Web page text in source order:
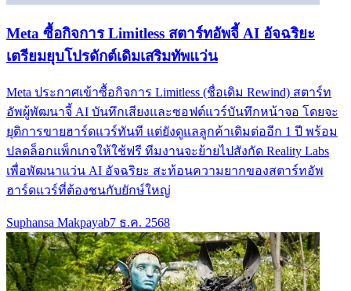
Meta ซื้อกิจการ Limitless สตาร์ทอัพจี้ AI อัจฉริยะ
เตรียมยุบโปรดักต์เดิมเสริมทัพแว่น
Meta ประกาศเข้าซื้อกิจการ Limitless (ชื่อเดิม Rewind) สตาร์ท
อัพผู้พัฒนาจี้ AI บันทึกเสียงและซอฟต์แวร์บันทึกหน้าจอ โดยจะ
ยุติการขายฮาร์ดแวร์ทันที แต่ยังดูแลลูกค้าเดิมต่ออีก 1 ปี พร้อม
ปลดล็อกแพ็กเกจให้ใช้ฟรี ทีมงานจะย้ายไปสังกัด Reality Labs
เพื่อพัฒนาแว่น AI อัจฉริยะ สะท้อนความยากของสตาร์ทอัพ
ฮาร์ดแวร์ที่ต้องชนกับยักษ์ใหญ่
Suphansa Makpayab7 ธ.ค. 2568